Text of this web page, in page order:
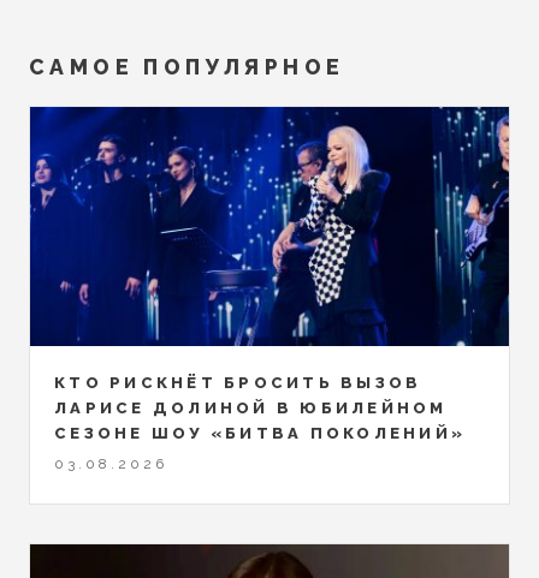
САМОЕ ПОПУЛЯРНОЕ
КТО РИСКНЁТ БРОСИТЬ ВЫЗОВ
ЛАРИСЕ ДОЛИНОЙ В ЮБИЛЕЙНОМ
СЕЗОНЕ ШОУ «БИТВА ПОКОЛЕНИЙ»
03.08.2026